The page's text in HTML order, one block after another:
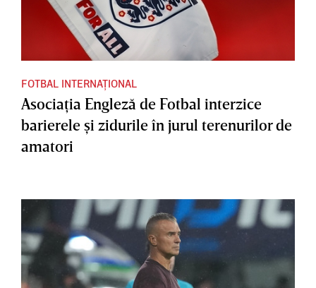
FOTBAL INTERNAȚIONAL
Asociaţia Engleză de Fotbal interzice
barierele şi zidurile în jurul terenurilor de
amatori